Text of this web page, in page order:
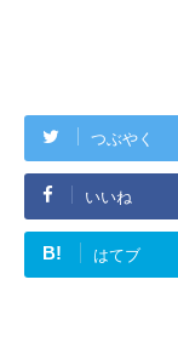
つぶやく
いいね
B! はてブ